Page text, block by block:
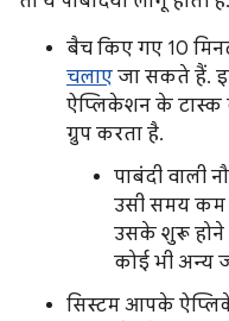
बैच किए गए 10
चलाए जा सकते हैं.
ऐप्लिकेशन के टास्क
ग्रुप करता है.
पाबंदी वाली
उसी समय कम
उसके शुरू होने
कोई भी अन्य
सिस्टम आपके